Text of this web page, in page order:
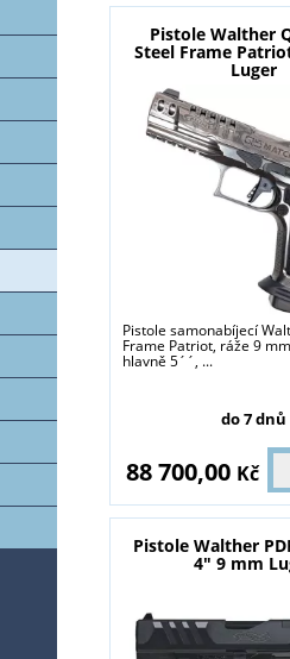
Pistole Walther
Steel Frame
Luger
Pistole samonabíjecí
Frame Patriot, ráže 9
hlavně 5´´, ...
do 7 dnů
88 700,00 Kč
Pistole Walther
4" 9 mm